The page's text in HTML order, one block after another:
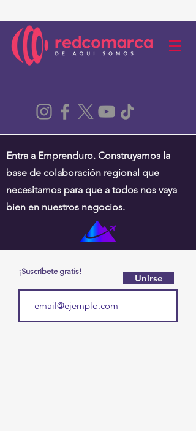
Entra a Emprenduro. Construyamos la
base de colaboración regional que
necesitamos para que a todos nos vaya
bien en nuestros negocios.
¡Suscríbete gratis!
Unirse